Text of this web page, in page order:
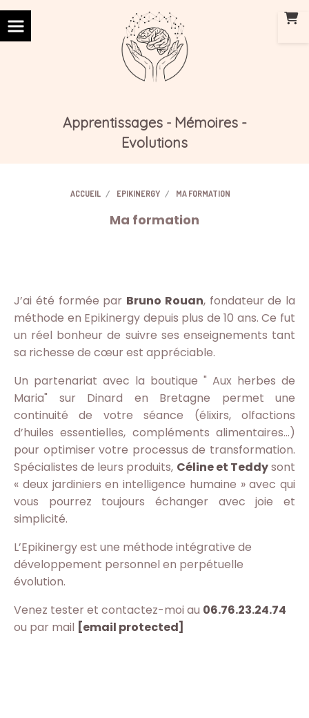
Apprentissages- Mémoires -
Evolutions
ACCUEIL EPIKINERGY MA FORMATION
Ma formation
J’ai été formée par Bruno Rouan, fondateur de la
méthode en Epikinergy depuis plus de 10 ans. Ce fut
un réel bonheur de suivre ses enseignements tant
sa richesse de cœur est appréciable.
Un partenariat avec la boutique " Aux herbes de
Maria" sur Dinard en Bretagne permet une
continuité de votre séance (élixirs, olfactions
d’huiles essentielles, compléments alimentaires…)
pour optimiser votre processus de transformation.
Spécialistes de leurs produits, Céline et Teddysont
« deux jardiniers en intelligence humaine » avec qui
vous pourrez toujours échanger avec joie et
simplicité.
L’Epikinergy est une méthode intégrative de
développement personnel en perpétuelle
évolution.
Venez tester et contactez-moi au 06.76.23.24.74
ou par mail [email protected]